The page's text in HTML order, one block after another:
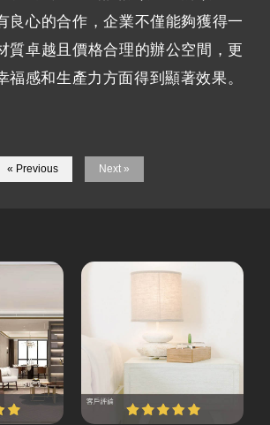
良心的合作，企業不僅能夠獲得一
質卓越且價格合理的辦公空間，更
福感和生產力方面得到顯著效果。
« Previous Next »